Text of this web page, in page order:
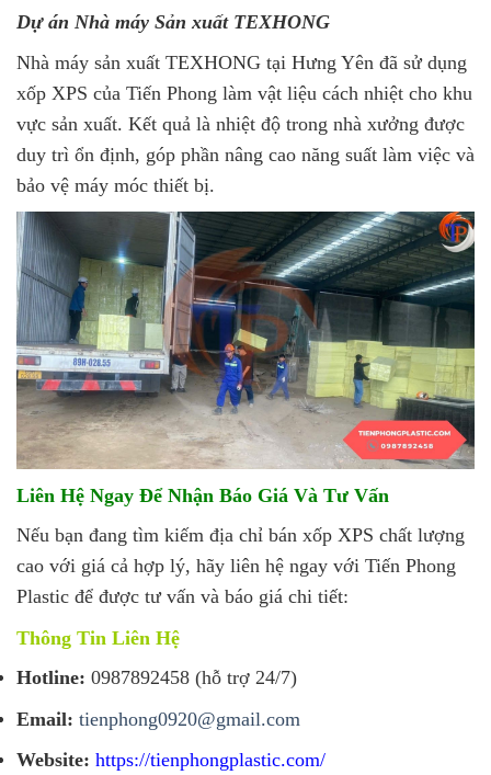
Dự án Nhà máy Sản xuất TEXHONG
Nhà máy sản xuất TEXHONG tại Hưng Yên đã sử dụng
xốp XPS của Tiến Phong làm vật liệu cách nhiệt cho khu
vực sản xuất. Kết quả là nhiệt độ trong nhà xưởng được
duy trì ổn định, góp phần nâng cao năng suất làm việc và
bảo vệ máy móc thiết bị.
Liên Hệ Ngay Để Nhận Báo Giá Và Tư Vấn
Nếu bạn đang tìm kiếm địa chỉ bán xốp XPS chất lượng
cao với giá cả hợp lý, hãy liên hệ ngay với Tiến Phong
Plastic để được tư vấn và báo giá chi tiết:
Thông Tin Liên Hệ
Hotline: 0987892458 (hỗ trợ 24/7)
Email: tienphong0920@gmail.com
Website: https://tienphongplastic.com/